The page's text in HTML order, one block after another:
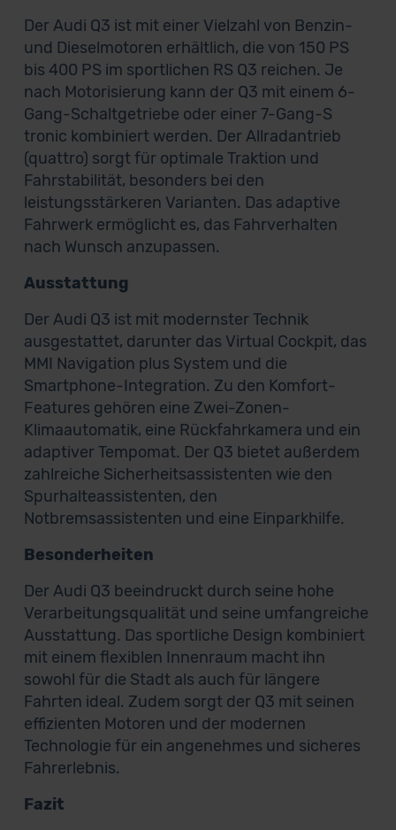
Der Audi Q3 ist mit einer Vielzahl von Benzin-
und Dieselmotoren erhältlich, die von 150 PS
bis 400 PS im sportlichen RS Q3 reichen. Je
nach Motorisierung kann der Q3 mit einem 6-
Gang-Schaltgetriebe oder einer 7-Gang-S
tronic kombiniert werden. Der Allradantrieb
(quattro) sorgt für optimale Traktion und
Fahrstabilität, besonders bei den
leistungsstärkeren Varianten. Das adaptive
Fahrwerk ermöglicht es, das Fahrverhalten
nach Wunsch anzupassen.
Ausstattung
Der Audi Q3 ist mit modernster Technik
ausgestattet, darunter das Virtual Cockpit, das
MMI Navigation plus System und die
Smartphone-Integration. Zu den Komfort-
Features gehören eine Zwei-Zonen-
Klimaautomatik, eine Rückfahrkamera und ein
adaptiver Tempomat. Der Q3 bietet außerdem
zahlreiche Sicherheitsassistenten wie den
Spurhalteassistenten, den
Notbremsassistenten und eine Einparkhilfe.
Besonderheiten
Der Audi Q3 beeindruckt durch seine hohe
Verarbeitungsqualität und seine umfangreiche
Ausstattung. Das sportliche Design kombiniert
mit einem flexiblen Innenraum macht ihn
sowohl für die Stadt als auch für längere
Fahrten ideal. Zudem sorgt der Q3 mit seinen
effizienten Motoren und der modernen
Technologie für ein angenehmes und sicheres
Fahrerlebnis.
Fazit